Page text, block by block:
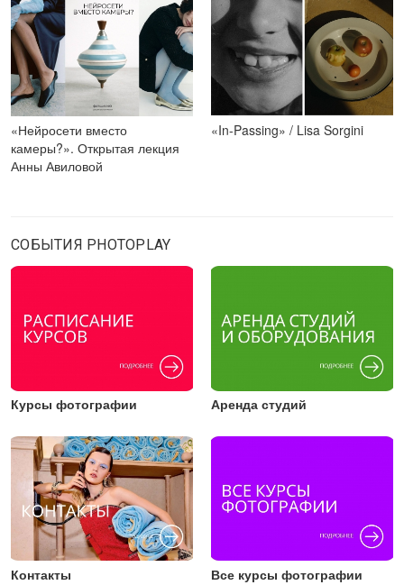
«Нейросети вместо
камеры?». Открытая лекция
Анны Авиловой
«In-Passing» / Lisa Sorgini
СОБЫТИЯ PHOTOPLAY
Курсы фотографии Аренда студий
Контакты Все курсы фотографии